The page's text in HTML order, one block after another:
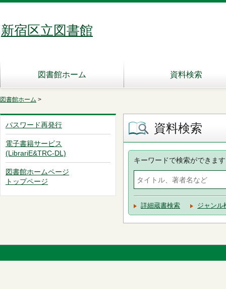
新宿区立図書館
図書館ホーム 資料検索
図書館ホーム >
パスワード再発行
電子書籍サービス
(LibrariE&TRC-DL)
図書館ホームページ
トップページ
資料検索
キーワードで検索ができます
詳細蔵書検索 ジャンル